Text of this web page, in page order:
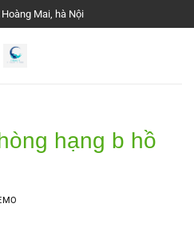
Mai, hà Nội
hạng b hồ